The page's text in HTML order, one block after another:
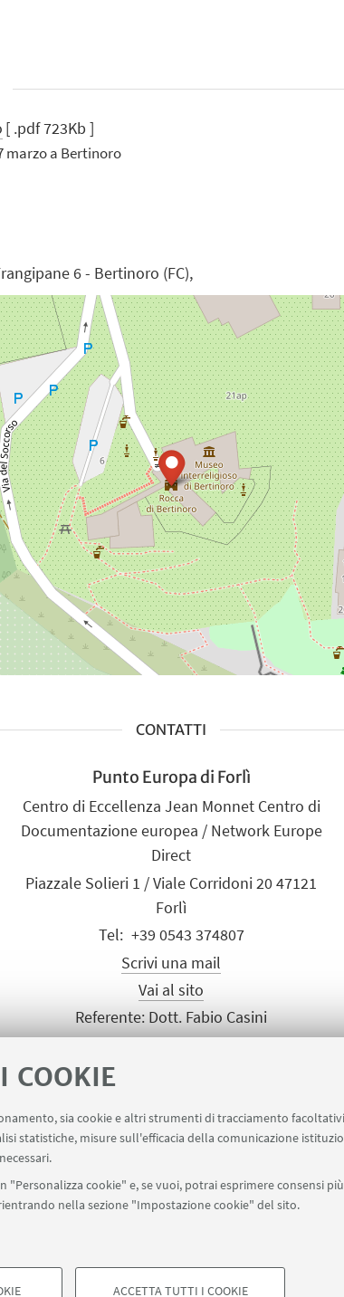
COOKIE
sia cookie e altri strumenti di tracciamento
statistiche, misure sull'efficacia della comunicazione
cookie" e, se vuoi, potrai esprimere consensi
nella sezione "Impostazione cookie" del sito.
ACCETTA TUTTI I COOKIE
[ .pdf 723Kb ]
marzo a Bertinoro
6 - Bertinoro (FC),
CONTATTI
Punto Europa di Forlì
Centro di Eccellenza Jean Monnet Centro di
Documentazione europea / Network Europe
Direct
Piazzale Solieri 1 / Viale Corridoni 20 47121
Forlì
+39 0543 374807
Scrivi una mail
Vai al sito
Referente: Dott. Fabio Casini
+39 0543 374807